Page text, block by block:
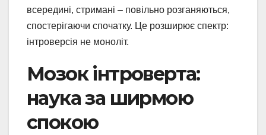
всередині, стримані – повільно розганяються,
спостерігаючи спочатку. Це розширює спектр:
інтроверсія не моноліт.
Мозок інтроверта:
наука за ширмою
спокою